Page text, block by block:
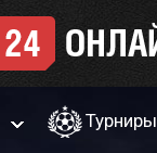
Турниры